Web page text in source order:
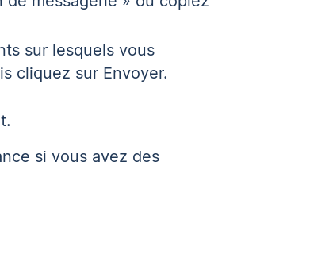
sur lesquels vous
cliquez sur Envoyer.
si vous avez des